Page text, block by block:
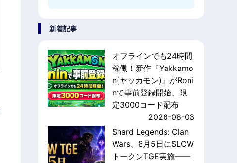
新着記事
オフラインでも24時間
稼働！新作『Yakkamo
n(ヤッカモン)』がRoni
nで事前登録開始、限
定3000コード配布
2026-08-03
Shard Legends: Clan
Wars、8月5日にSLCW
トークンTGE実施——